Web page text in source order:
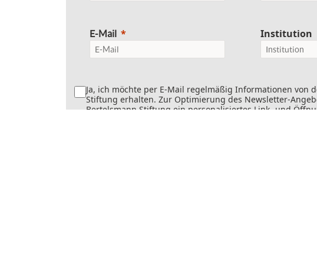
E-Mail Institution
Ja, ich möchte per E-Mail regelmäßig Informationen von
Stiftung erhalten. Zur Optimierung des Newsletter-
Bertelsmann Stiftung ein personalisiertes Link- und